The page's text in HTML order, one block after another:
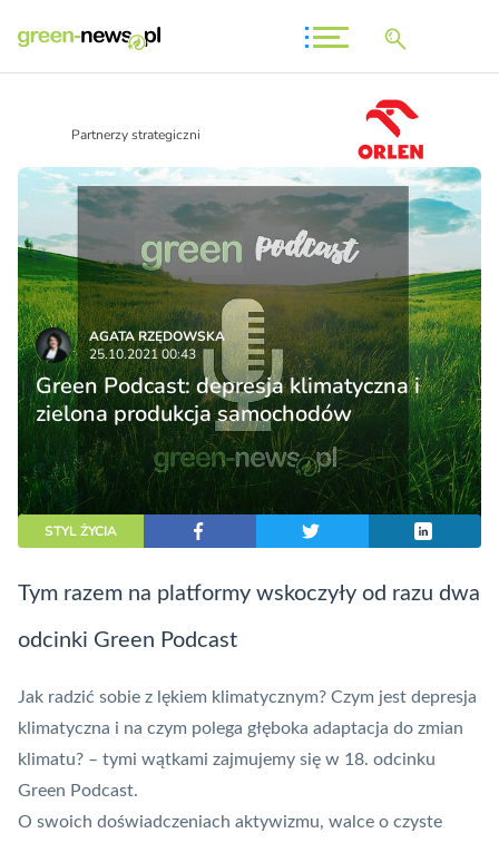
Partnerzy strategiczni
AGATA RZĘDOWSKA
25.10.2021 00:43
Green Podcast: depresja klimatyczna i
zielona produkcja samochodów
STYL ŻYCIA
Tym razem na platformy wskoczyły od razu dwa
odcinki Green Podcast
Jak radzić sobie z lękiem klimatycznym? Czym jest depresja
klimatyczna i na czym polega głęboka adaptacja do zmian
klimatu? – tymi wątkami zajmujemy się w 18. odcinku
Green Podcast.
O swoich doświadczeniach aktywizmu, walce o czyste